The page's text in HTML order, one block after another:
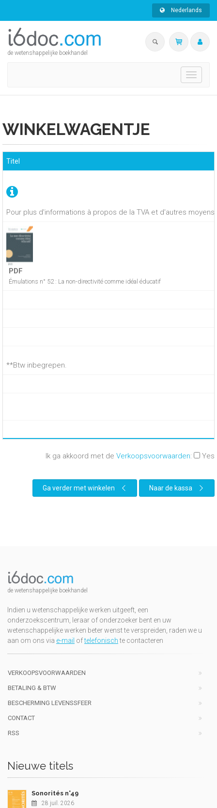
Nederlands
de wetenshappelijke boekhandel
Toggle
WINKELWAGENTJE
Pour plus d'informations à propos de la TVA et d'autres
Titel
PDF
Émulations n° 52 : La non-directivité comme idéal éducatif
**Btw inbegrepen.
Ik ga akkoord met de Verkoopsvoorwaarden: Yes
Ga verder met winkelen Naar de kassa
de wetenshappelijke boekhandel
Indien u wetenschappelijke werken uitgeeft, een
onderzoekscentrum, leraar of onderzoeker bent en uw
wetenschappelijke werken beter wenst te verspreiden, raden we u
aan om ons via e-mail oftelefonischte contacteren
VERKOOPSVOORWAARDEN
BETALING & BTW
BESCHERMING LEVENSSFEER
CONTACT
RSS
Nieuwe titels
Sonorités n°49
28 juil. 2026